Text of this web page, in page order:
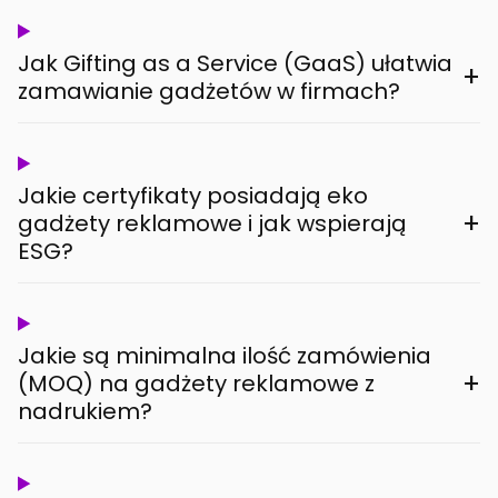
Jak Gifting as a Service (GaaS) ułatwia
zamawianie gadżetów w firmach?
+
Jakie certyfikaty posiadają eko
gadżety reklamowe i jak wspierają
ESG?
+
Jakie są minimalna ilość zamówienia
(MOQ) na gadżety reklamowe z
nadrukiem?
+